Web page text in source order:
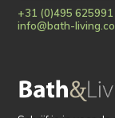
+31 (0)495 625991
info@bath-